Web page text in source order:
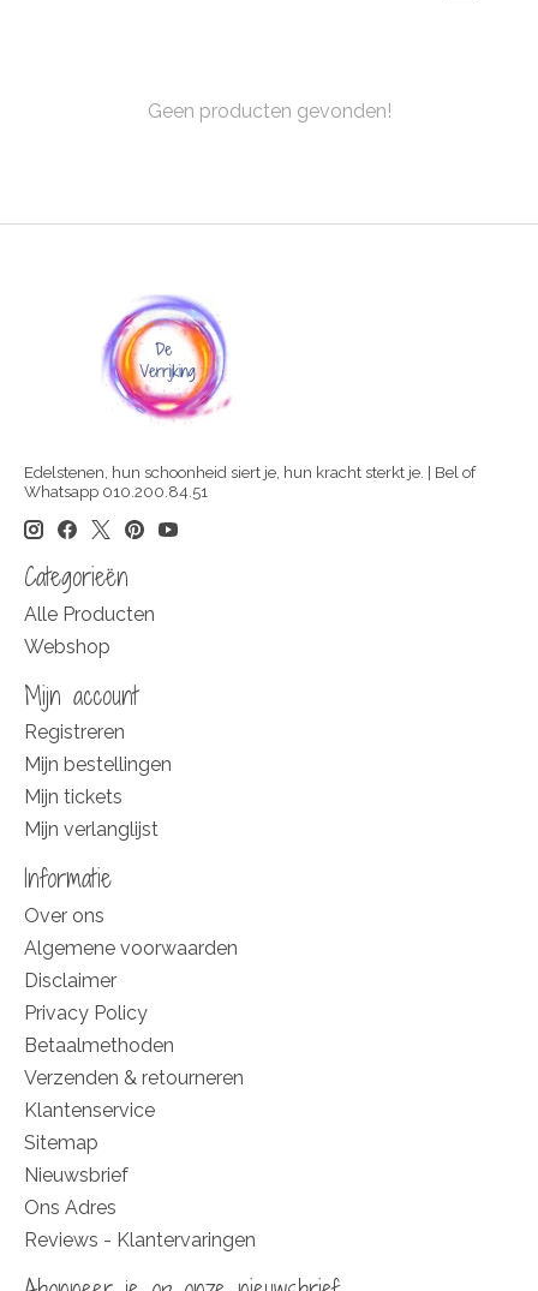
Geen producten gevonden!
Edelstenen, hun schoonheid siert je, hun kracht sterkt je. | Bel of
Whatsapp 010.200.84.51
Categorieën
Alle Producten
Webshop
Mijn account
Registreren
Mijn bestellingen
Mijn tickets
Mijn verlanglijst
Informatie
Over ons
Algemene voorwaarden
Disclaimer
Privacy Policy
Betaalmethoden
Verzenden & retourneren
Klantenservice
Sitemap
Nieuwsbrief
Ons Adres
Reviews - Klantervaringen